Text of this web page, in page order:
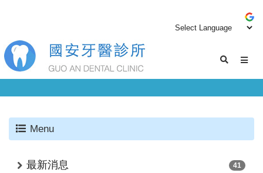
Menu
最新消息 41